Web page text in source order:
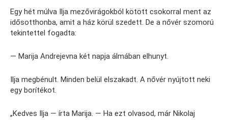
Egy hét múlva Ilja mezővirágokból kötött csokorral ment az
idősotthonba, amit a ház körül szedett. De a nővér szomorú
tekintettel fogadta:
— Marija Andrejevna két napja álmában elhunyt.
Ilja megbénult. Minden belül elszakadt. A nővér nyújtott neki
egy borítékot.
„Kedves Ilja — írta Marija. — Ha ezt olvasod, már Nikolaj